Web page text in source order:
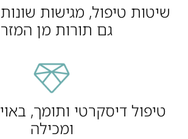
שיטות טיפול, מגישות
גם תורות מן
טיפול דיסקרטי ותומך,
ומכילה